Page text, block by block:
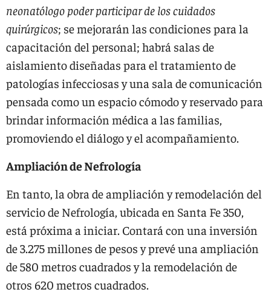
neonatólogo poder participar de los cuidados
quirúrgicos; se mejorarán las condiciones para la
capacitación del personal; habrá salas de
aislamiento diseñadas para el tratamiento de
patologías infecciosas y una sala de comunicación
pensada como un espacio cómodo y reservado para
brindar información médica a las familias,
promoviendo el diálogo y el acompañamiento.
Ampliación de Nefrología
En tanto, la obra de ampliación y remodelación del
servicio de Nefrología, ubicada en Santa Fe 350,
está próxima a iniciar. Contará con una inversión
de 3.275 millones de pesos y prevé una ampliación
de 580 metros cuadrados y la remodelación de
otros 620 metros cuadrados.